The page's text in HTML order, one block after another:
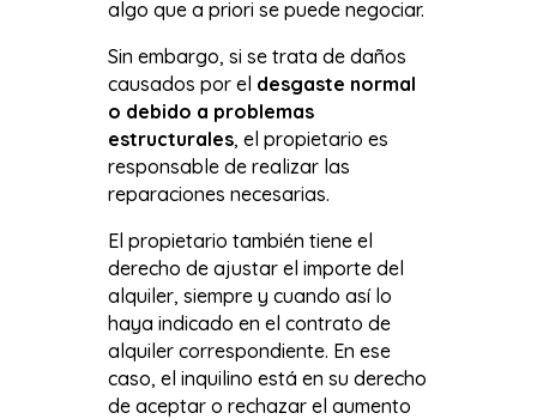
algo que a priori se puede negociar.
Sin embargo, si se trata de daños
causados por el desgaste normal
o debido a problemas
estructurales, el propietario es
responsable de realizar las
reparaciones necesarias.
El propietario también tiene el
derecho de ajustar el importe del
alquiler, siempre y cuando así lo
haya indicado en el contrato de
alquiler correspondiente. En ese
caso, el inquilino está en su derecho
de aceptar o rechazar el aumento